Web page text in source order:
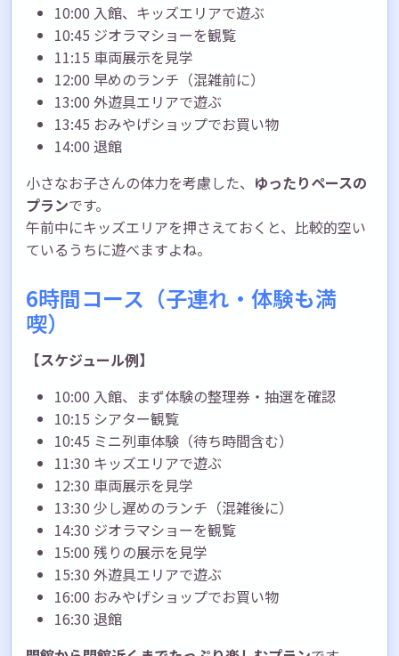
10:00 入館、キッズエリアで遊ぶ
10:45 ジオラマショーを観覧
11:15 車両展示を見学
12:00 早めのランチ（混雑前に）
13:00 外遊具エリアで遊ぶ
13:45 おみやげショップでお買い物
14:00 退館
小さなお子さんの体力を考慮した、 ゆったりペースの
プランです。
午前中にキッズエリアを押さえておくと、比較的空い
ているうちに遊べますよね。
6時間コース（子連れ・体験も満
喫）
【スケジュール例】
10:00 入館、まず体験の整理券・抽選を確認
10:15 シアター観覧
10:45 ミニ列車体験（待ち時間含む）
11:30 キッズエリアで遊ぶ
12:30 車両展示を見学
13:30 少し遅めのランチ（混雑後に）
14:30 ジオラマショーを観覧
15:00 残りの展示を見学
15:30 外遊具エリアで遊ぶ
16:00 おみやげショップでお買い物
16:30 退館